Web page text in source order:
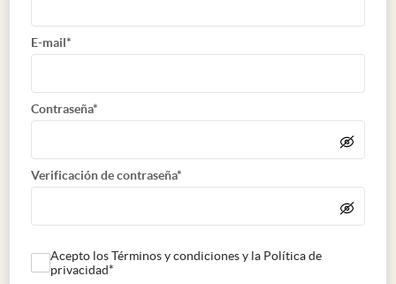
E-mail*
Contraseña*
Verificación de contraseña*
Acepto los Términos y condiciones y la Política de
privacidad*